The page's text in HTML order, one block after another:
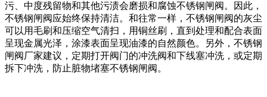
污、中度残留物和其他污渍会磨损和腐蚀不锈钢闸阀。因此，
不锈钢闸阀应始终保持清洁。和往常一样，不锈钢闸阀的灰尘
可以用毛刷和压缩空气清扫，用铜丝刷，直到处理和配合表面
呈现金属光泽，涂漆表面呈现油漆的自然颜色。另外，不锈钢
闸阀厂家建议，定期打开阀门的冲洗阀和下线塞冲洗，或定期
拆下冲洗，防止脏物堵塞不锈钢闸阀。